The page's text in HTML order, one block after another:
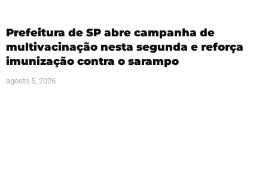
Prefeitura de SP abre campanha de
multivacinação nesta segunda e reforça
imunização contra o sarampo
agosto 5, 2026